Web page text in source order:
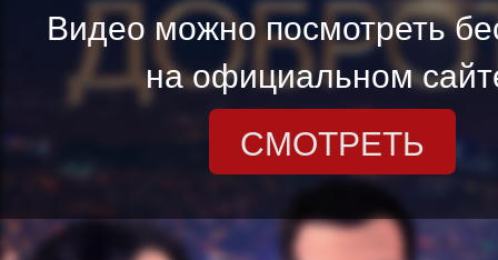
Видео можно посмотреть
на официальном
СМОТРЕТЬ